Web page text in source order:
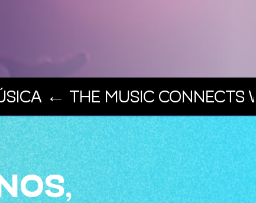
‭← THE MUSIC CONNECTS